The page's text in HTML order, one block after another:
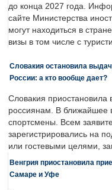
до конца 2027 года.
сайте Министерства
могут находиться в
визы в том числе с
Словакия остановила
России: а кто вообще дает?
Словакия приостановила
россиянам. В ближайшее
спортсмены. Всем
зарегистрировались на
или гостевыми целями,
Венгрия приостановила
Самаре и Уфе